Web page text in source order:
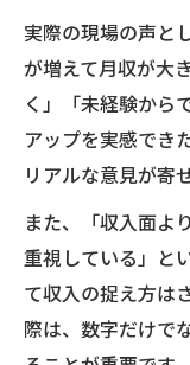
実際の現場の声と
が増えて月収が大
く」「未経験から
アップを実感でき
リアルな意見が寄
また、「収入面よ
重視している」と
て収入の捉え方は
際は、数字だけで